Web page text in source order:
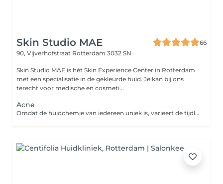
Skin Studio MAE
66
90, Vijverhofstraat Rotterdam 3032 SN
Skin Studio MAE is hét Skin Experience Center in Rotterdam
met een specialisatie in de gekleurde huid. Je kan bij ons
terecht voor medische en cosmeti...
Acne
Omdat de huidchemie van iedereen uniek is, varieert de tijdlijn voor het verbeteren van acne sterk, van enkele maanden tot een jaar. Het duurt ongeveer 3 maanden voordat acne zijn volledige cyclus heeft doorlopen. Daarom raden wij aan om je minimaal 90 dagen in te zetten om onderliggende verstoppingen de kans te geven naar de oppervlakte te komen. Daarnaast adviseren wij om een intolerantie- en/of darmtest te doen om van binnenuit te kijken waar er mogelijk disbalans aanwezig is. Deze aanpak helpt ons om de oorzaak van acne beter te begrijpen en de behandelingen effectiever af te stemmen op jouw behoeften.